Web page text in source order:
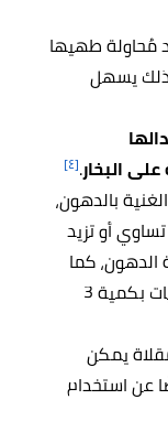
مُحاولة طهيها
يسهل
البخار.[٤]
بالدهون،
أو تزيد
عالية الدهون، كما
يجب البحث عن الأطعمة المحتوية دهنيات بكمية 3
يمكن
عن استخدام